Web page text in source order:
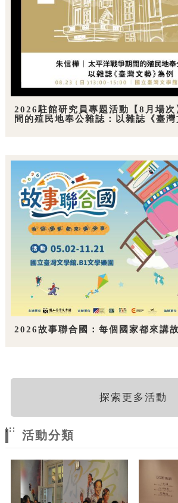
2026駐館研究員專題活動【8月場次
間的殖民地奉公雜誌：以雜誌《臺灣
2026故事聯合國：每個國家都來講
探索更多活動
:::
活動分類